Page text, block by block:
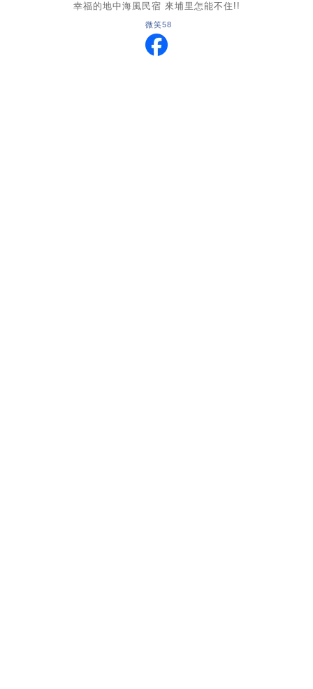
幸福的地中海風民宿 來埔里怎能不住!!
微笑58